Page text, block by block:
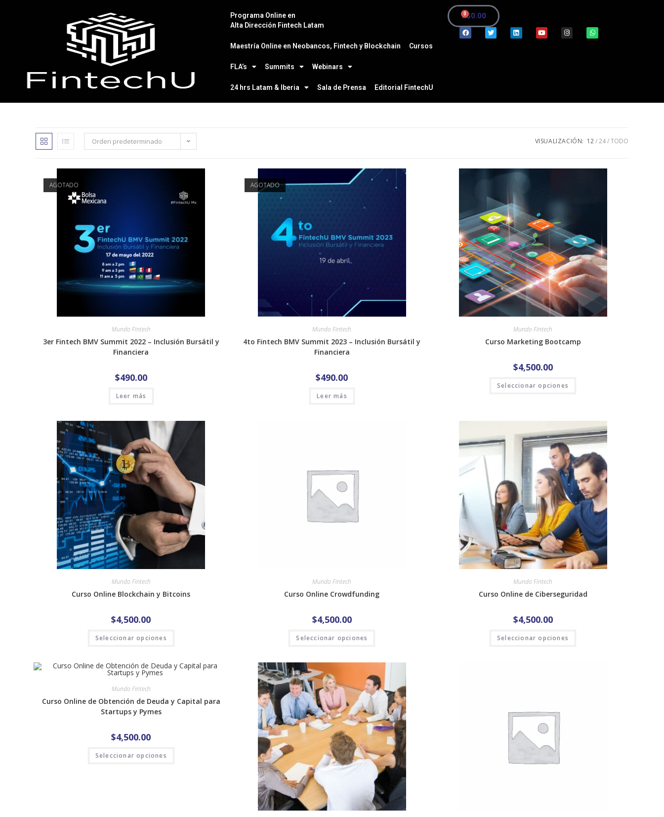
Programa Online en
Alta Dirección Fintech Latam
Maestría Online en Neobancos, Fintech y Blockchain Cursos
FLA’s Summits Webinars
24 hrs Latam & Iberia Sala de Prensa Editorial FintechU
$0.00
0
Orden predeterminado VISUALIZACIÓN: 12 24 TODO
AGOTADO
Mundo Fintech
3er Fintech BMV Summit 2022 – Inclusión Bursátil y
Financiera
$490.00
Leer más
AGOTADO
Mundo Fintech
4to Fintech BMV Summit 2023 – Inclusión Bursátil y
Financiera
$490.00
Leer más
Mundo Fintech
Curso Marketing Bootcamp
$4,500.00
Seleccionar opciones
Mundo Fintech
Curso Online Blockchain y Bitcoins
$4,500.00
Seleccionar opciones
Mundo Fintech
Curso Online Crowdfunding
$4,500.00
Seleccionar opciones
Mundo Fintech
Curso Online de Ciberseguridad
$4,500.00
Seleccionar opciones
Mundo Fintech
Curso Online de Obtención de Deuda y Capital para
Startups y Pymes
$4,500.00
Seleccionar opciones